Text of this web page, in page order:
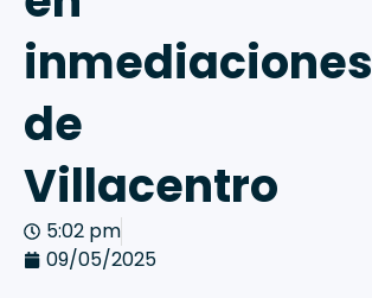
inmediaciones
de
Villacentro
5:02 pm
09/05/2025